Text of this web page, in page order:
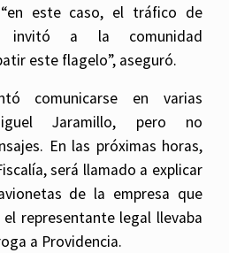
este caso, el tráfico de
invitó a la comunidad
este flagelo”, aseguró.
comunicarse en varias
Jaramillo, pero no
En las próximas horas,
será llamado a explicar
de la empresa que
representante legal llevaba
a Providencia.